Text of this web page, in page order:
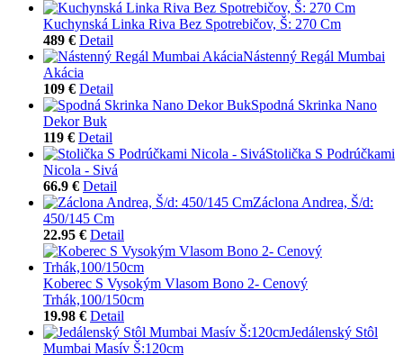
Kuchynská Linka Riva Bez Spotrebičov, Š: 270 Cm
489 € Detail
Nástenný Regál Mumbai
Akácia
109 € Detail
Spodná Skrinka Nano
Dekor Buk
119 € Detail
Stolička S Podrúčkami
Nicola - Sivá
66.9 € Detail
Záclona Andrea, Š/d:
450/145 Cm
22.95 € Detail
Koberec S Vysokým Vlasom Bono 2- Cenový
Trhák,100/150cm
19.98 € Detail
Jedálenský Stôl
Mumbai Masív Š:120cm